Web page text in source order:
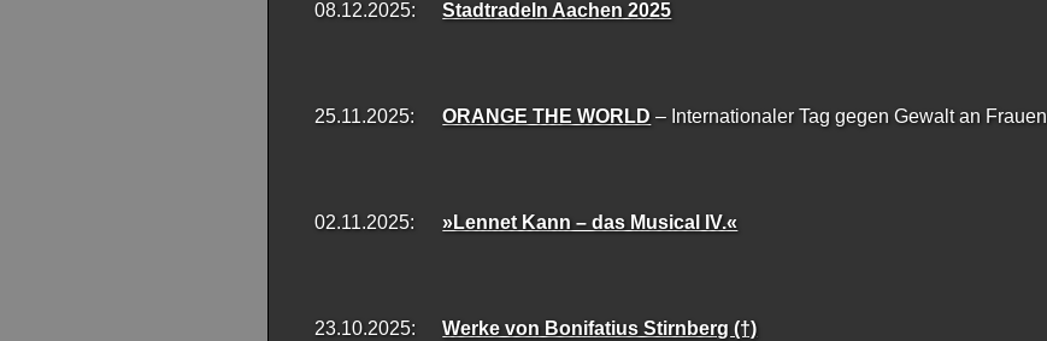
08.12.2025: Stadtradeln Aachen 2025
25.11.2025: ORANGE THE WORLD – Internationaler Tag gegen Gewalt an Frauen
02.11.2025: »Lennet Kann – das Musical IV.«
23.10.2025: Werke von Bonifatius Stirnberg (†)